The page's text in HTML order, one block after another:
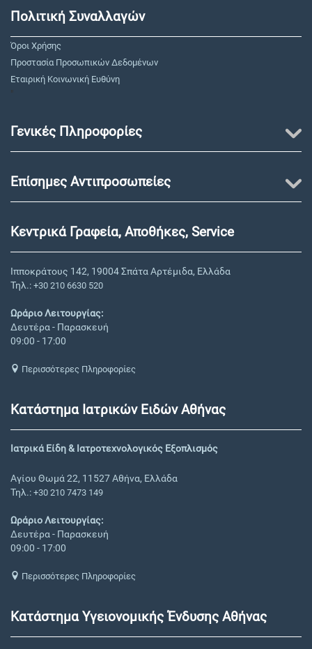
Πολιτική Συναλλαγών
Όροι Χρήσης
Προστασία Προσωπικών Δεδομένων
Εταιρική Κοινωνική Ευθύνη
"
Γενικές Πληροφορίες
Επίσημες Αντιπροσωπείες
Κεντρικά Γραφεία, Αποθήκες, Service
Ιπποκράτους 142, 19004 Σπάτα Αρτέμιδα, Ελλάδα
Τηλ.: +30 210 6630 520
Ωράριο Λειτουργίας:
Δευτέρα - Παρασκευή
09:00 - 17:00
Περισσότερες Πληροφορίες
Κατάστημα Ιατρικών Ειδών Αθήνας
Ιατρικά Είδη & Ιατροτεχνολογικός Εξοπλισμός
Αγίου Θωμά 22, 11527 Αθήνα, Ελλάδα
Τηλ.: +30 210 7473 149
Ωράριο Λειτουργίας:
Δευτέρα - Παρασκευή
09:00 - 17:00
Περισσότερες Πληροφορίες
Κατάστημα Υγειονομικής Ένδυσης Αθήνας